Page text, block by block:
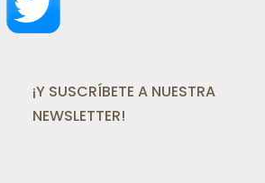
¡Y SUSCRÍBETE A NUESTRA
NEWSLETTER!